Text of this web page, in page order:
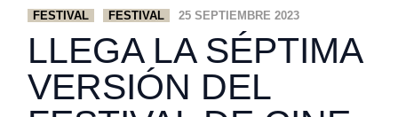
FESTIVAL FESTIVAL 25 SEPTIEMBRE 2023
LLEGA LA SÉPTIMA
VERSIÓN DEL